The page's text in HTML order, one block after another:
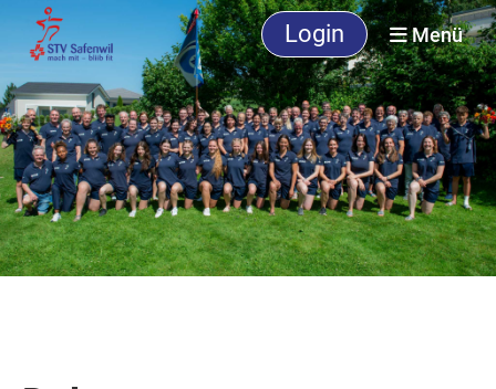
Login Menü